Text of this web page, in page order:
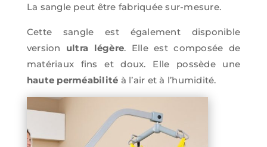
La sangle peut être fabriquée sur-mesure.
Cette sangle est également disponible
version ultra légère. Elle est composée de
matériaux fins et doux. Elle possède une
haute perméabilité à l’air et à l’humidité.